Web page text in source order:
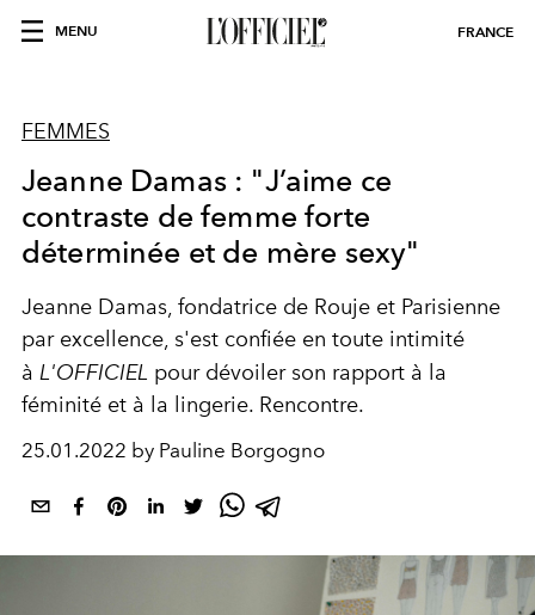
MENU FRANCE
FEMMES
Jeanne Damas : "J’aime ce
contraste de femme forte
déterminée et de mère sexy"
Jeanne Damas, fondatrice de Rouje et Parisienne
par excellence, s'est confiée en toute intimité
à L'OFFICIEL pour dévoiler son rapport à la
féminité et à la lingerie. Rencontre.
25.01.2022 by Pauline Borgogno